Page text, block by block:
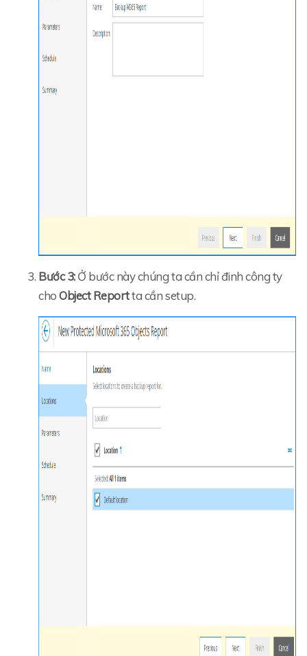
Bước 3:Ở bước này chúng ta cần chỉ đinh công ty
choObject Reportta cần setup.